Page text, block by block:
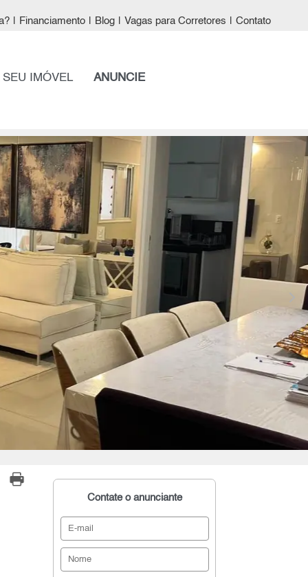
Financiamento Blog Vagas para Corretores Contato
IMÓVEL ANUNCIE
Contate o anunciante